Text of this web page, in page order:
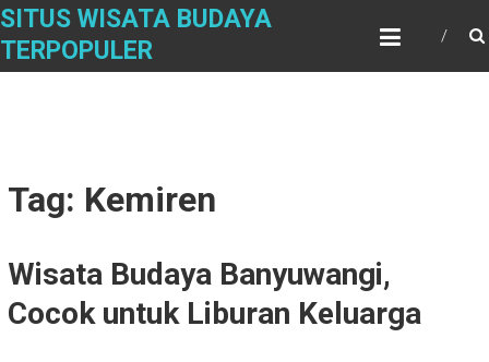
Skip
content
SITUS WISATA BUDAYA
TERPOPULER
Tag: Kemiren
Wisata Budaya Banyuwangi,
Cocok untuk Liburan Keluarga